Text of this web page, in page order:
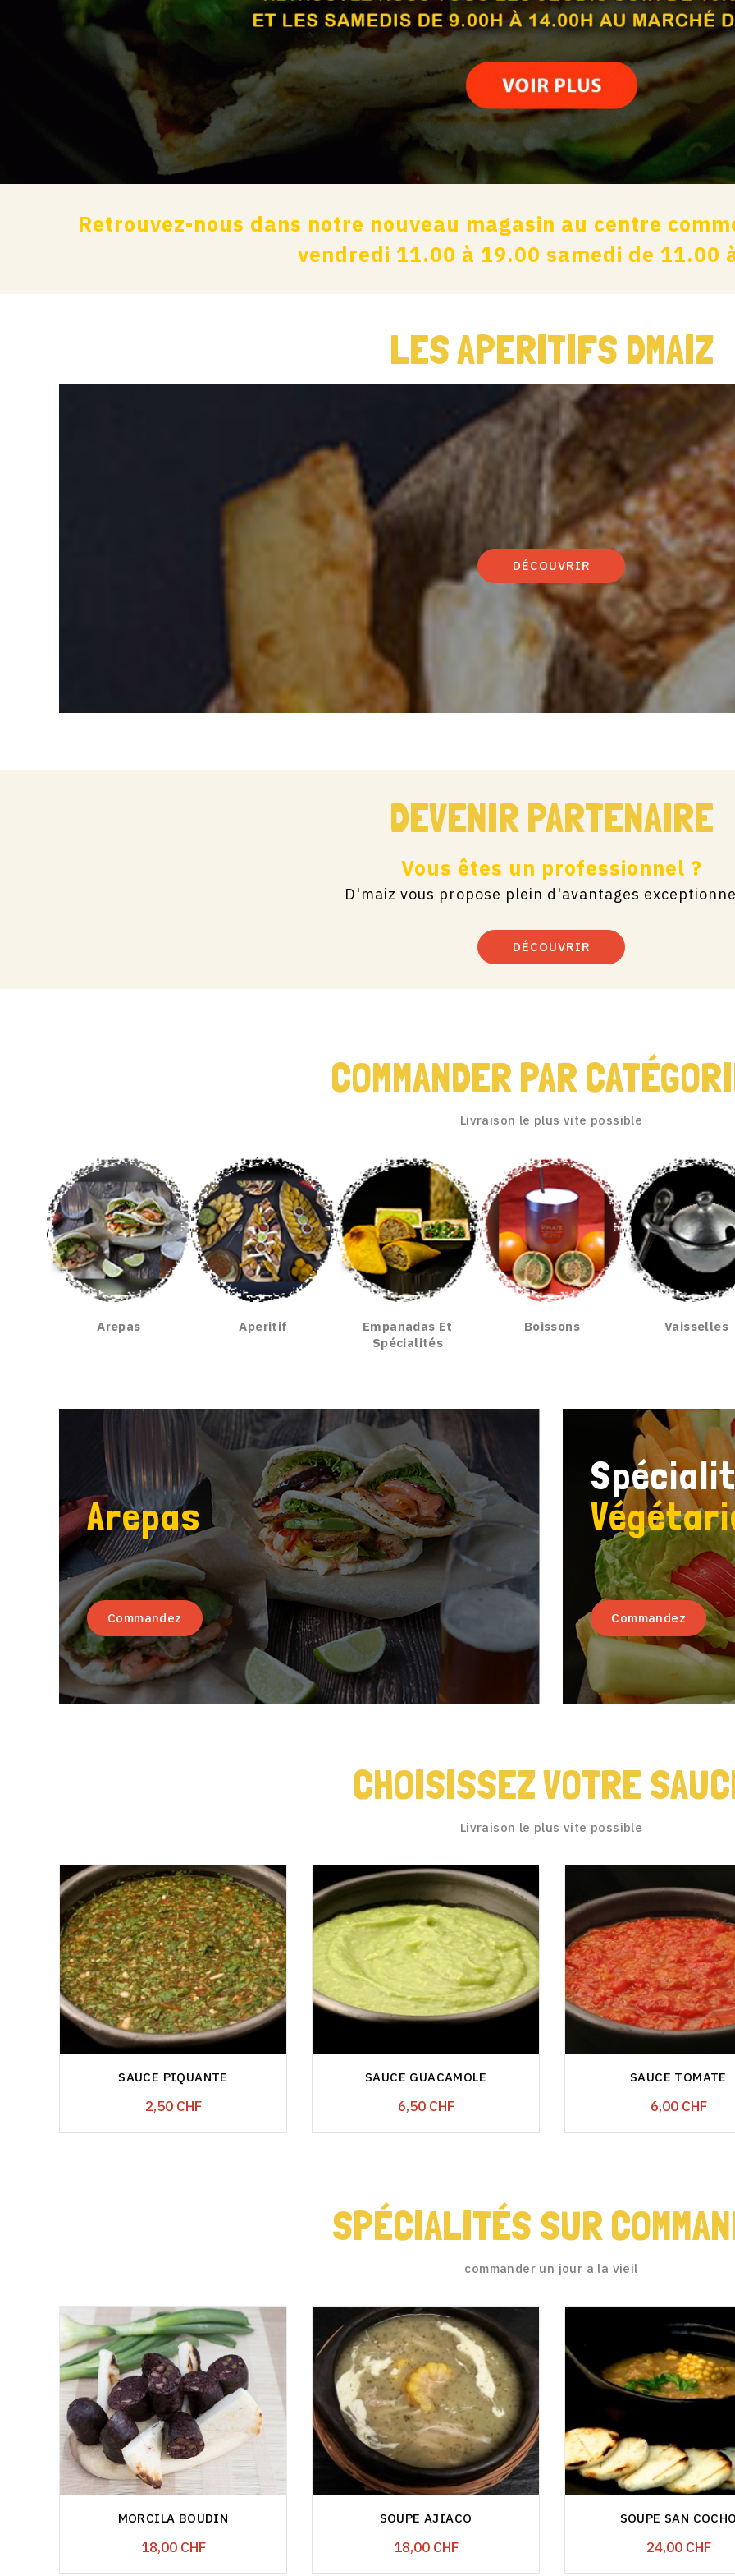
Retrouvez-nous dans notre nouveau magasin au centre
vendredi 11.00 à 19.00 samedi de 11.00
LES APERITIFS DMAIZ
DÉCOUVRIR
DEVENIR PARTENAIRE
Vous êtes un professionnel ?
D'maiz vous propose plein d'avantages
DÉCOUVRIR
COMMANDER PAR
Livraison le plus vite possible
Arepas Aperitif
Empanadas Et
Spécialités
Boissons Vaisselles
Arepas
Commandez Commandez
CHOISISSEZ VOTRE
Livraison le plus vite possible
SAUCE PIQUANTE
Prix
2,50 CHF
SAUCE GUACAMOLE
Prix
6,50 CHF
SAUCE TOMATE
Prix
6,00 CHF
SPÉCIALITÉS SUR
commander un jour a la vieil
MORCILA BOUDIN
Prix
18,00 CHF
SOUPE AJIACO
Prix
18,00 CHF
SOUPE SAN COCHO
Prix
24,00 CHF